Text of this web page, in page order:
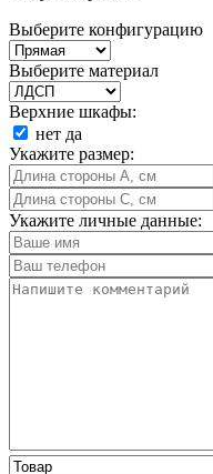
Выберите конфигурацию
Выберите материал
Верхние шкафы:
нет да
Укажите размер:
Укажите личные данные: